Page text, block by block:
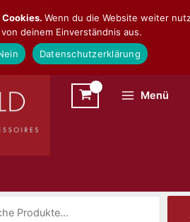
Menü
Wenn du die Website weiter
deinem Einverständnis aus.
Datenschutzerklärung